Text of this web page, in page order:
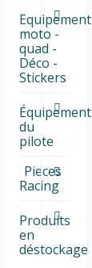
Equipement
moto -
quad -
Déco -
Stickers
Équipement
du
pilote
Pieces
Racing
Produits
en
déstockage